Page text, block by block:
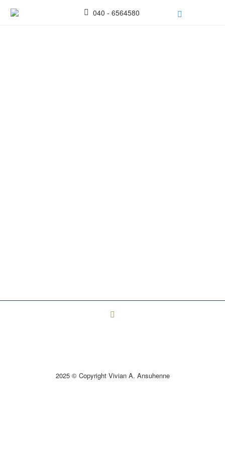
040 - 6564580
2025 © Copyright Vivian A. Ansuhenne